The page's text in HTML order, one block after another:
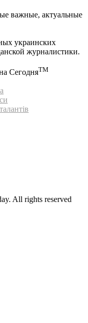
важные, актуальные
украинских
журналистики.
СегодняTM
All rights reserved